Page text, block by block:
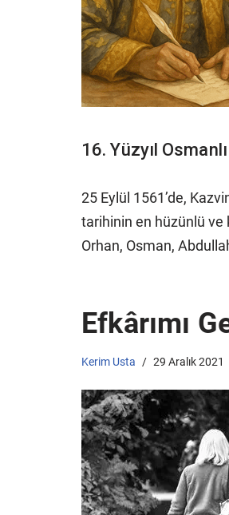
16. Yüzyıl
25 Eylül 1561’de,
tarihinin en hüzünlü ve
Orhan, Osman,
Efkârımı
Kerim Usta 29 Aralık 2021